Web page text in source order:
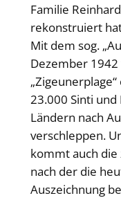
Familie
rekonstruiert
Mit dem sog.
Dezember
23.000 Sinti
Ländern nach
verschleppen.
kommt auch die
nach der die
Auszeichnung